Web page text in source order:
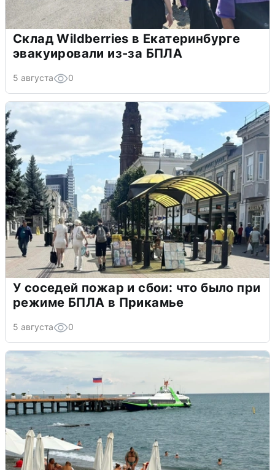
Склад Wildberries в Екатеринбурге
эвакуировали из-за БПЛА
5 августа 0
У соседей пожар и сбои: что было при
режиме БПЛА в Прикамье
5 августа 0